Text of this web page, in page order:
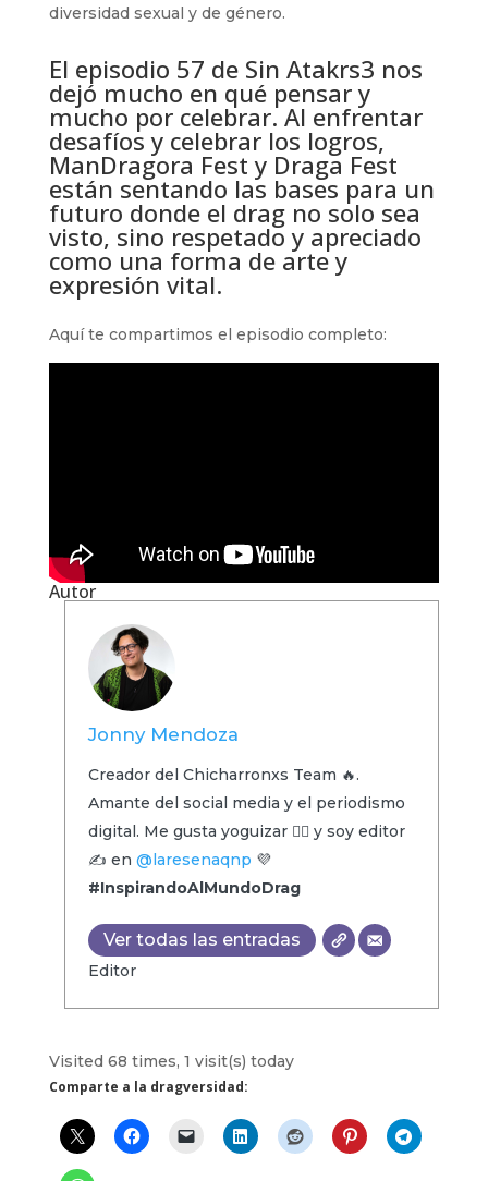
diversidad sexual y de género.
El episodio 57 de Sin Atakrs3 nos
dejó mucho en qué pensar y
mucho por celebrar. Al enfrentar
desafíos y celebrar los logros,
ManDragora Fest y Draga Fest
están sentando las bases para un
futuro donde el drag no solo sea
visto, sino respetado y apreciado
como una forma de arte y
expresión vital.
Aquí te compartimos el episodio completo:
Autor
Jonny Mendoza
Creador del Chicharronxs Team 🔥.
Amante del social media y el periodismo
digital. Me gusta yoguizar 🧘‍♂️ y soy editor
✍️ en @laresenaqnp 💜
#InspirandoAlMundoDrag
Ver todas las entradas
Editor
Visited 68 times, 1 visit(s) today
Comparte a la dragversidad: